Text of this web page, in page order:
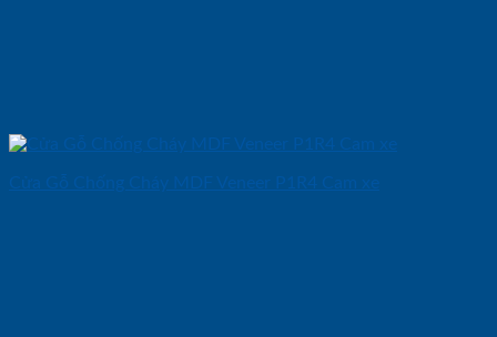
Cửa Gỗ Chống Cháy MDF Veneer P1R4 Cam xe